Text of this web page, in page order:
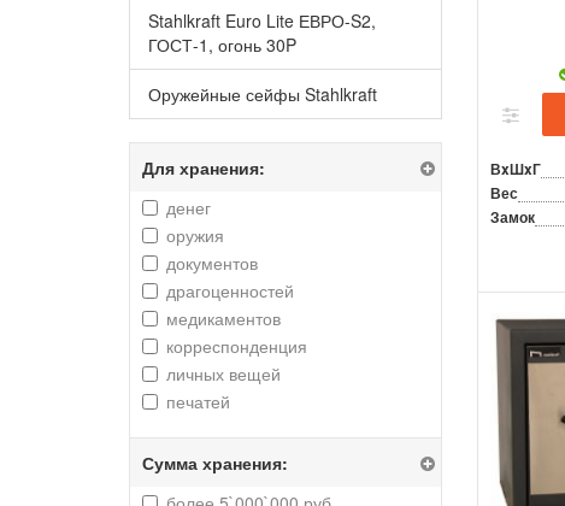
Stahlkraft Euro Lite ЕВРО-S2,
ГОСТ-1, огонь 30P
Оружейные сейфы Stahlkraft
Для хранения:
денег
оружия
документов
драгоценностей
медикаментов
корреспонденция
личных вещей
печатей
Сумма хранения:
ВxШxГ
Вес
Замок